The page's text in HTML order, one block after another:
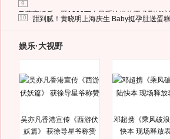
9
马蓉离婚后，砸1000万人民币给媒体要求删掉这
10 甜到腻！黄晓明上海庆生 Baby挺孕肚送蛋糕
娱乐·大视野
吴亦凡香港宣传《西游伏
妖篇》 获徐导星爷称赞
邓超携《乘风破
快本 现场释放